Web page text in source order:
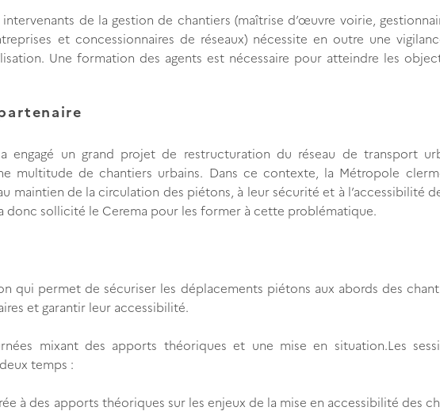
de la gestion de chantiers (maîtrise d’œuvre voirie,
et concessionnaires de réseaux) nécessite en outre une
Une formation des agents est nécessaire pour atteindre les
engagé un grand projet de restructuration du réseau de transport
multitude de chantiers urbains. Dans ce contexte, la Métropole
maintien de la circulation des piétons, à leur sécurité et à l’accessibilité
donc sollicité le Cerema pour les former à cette problématique.
qui permet de sécuriser les déplacements piétons aux abords des
et garantir leur accessibilité.
mixant des apports théoriques et une mise en situation.Les
temps :
à des apports théoriques sur les enjeux de la mise en accessibilité des